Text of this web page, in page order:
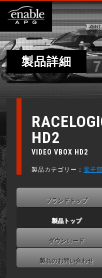
製品詳細
HD2
VIDEO VBOX HD2
製品カテゴリー： 電子
ブランドトップ
製品トップ
ダウンロード
製品のお問い合わせ